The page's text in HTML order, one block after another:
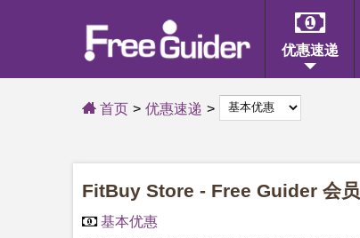
优惠速递
首页 优惠速递
FitBuy Store - Free Guider 会
基本优惠